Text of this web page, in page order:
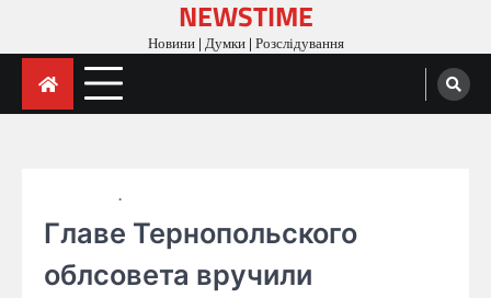
content
NEWSTIME
Новини | Думки | Розслідування
Главе Тернопольского
облсовета вручили